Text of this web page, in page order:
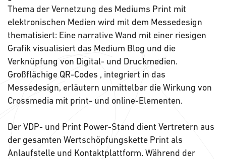
Thema der Vernetzung des Mediums Print mit
elektronischen Medien wird mit dem Messedesign
thematisiert: Eine narrative Wand mit einer riesigen
Grafik visualisiert das Medium Blog und die
Verknüpfung von Digital- und Druckmedien.
Großflächige QR-Codes , integriert in das
Messedesign, erläutern unmittelbar die Wirkung von
Crossmedia mit print- und online-Elementen.
Der VDP- und Print Power-Stand dient Vertretern aus
der gesamten Wertschöpfungskette Print als
Anlaufstelle und Kontaktplattform. Während der